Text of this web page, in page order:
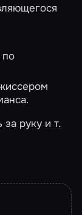
по
руку и т.
и